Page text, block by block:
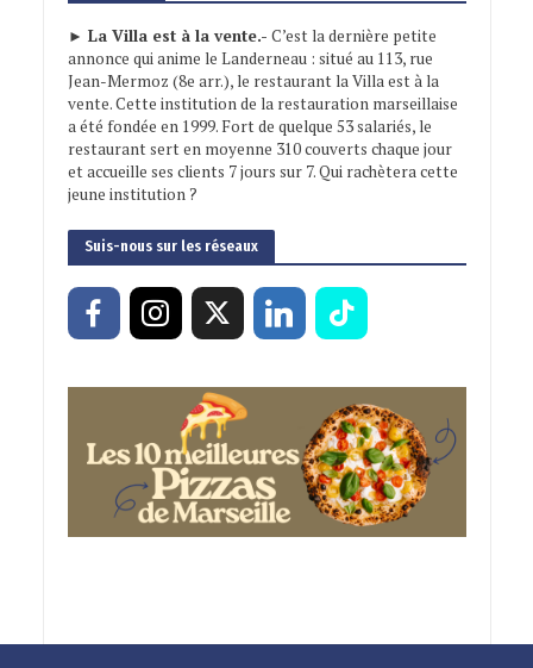
► La Villa est à la vente.- C’est la dernière petite
annonce qui anime le Landerneau : situé au 113, rue
Jean-Mermoz (8e arr.), le restaurant la Villa est à la
vente. Cette institution de la restauration marseillaise
a été fondée en 1999. Fort de quelque 53 salariés, le
restaurant sert en moyenne 310 couverts chaque jour
et accueille ses clients 7 jours sur 7. Qui rachètera cette
jeune institution ?
Suis-nous sur les réseaux